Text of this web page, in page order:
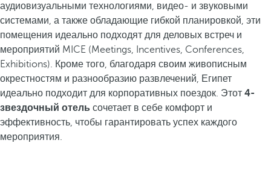
аудиовизуальными технологиями, видео- и звуковыми
системами, а также обладающие гибкой планировкой, эти
помещения идеально подходят для деловых встреч и
мероприятий MICE (Meetings, Incentives, Conferences,
Exhibitions). Кроме того, благодаря своим живописным
окрестностям и разнообразию развлечений, Египет
идеально подходит для корпоративных поездок. Этот 4-
звездочный отель сочетает в себе комфорт и
эффективность, чтобы гарантировать успех каждого
мероприятия.